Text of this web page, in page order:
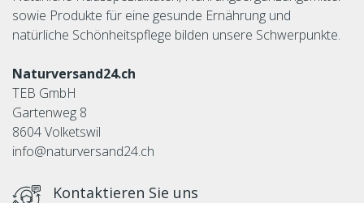
sowie Produkte für eine gesunde Ernährung und
natürliche Schönheitspflege bilden unsere Schwerpunkte.
Naturversand24.ch
TEB GmbH
Gartenweg 8
8604 Volketswil
info@naturversand24.ch
Kontaktieren Sie uns